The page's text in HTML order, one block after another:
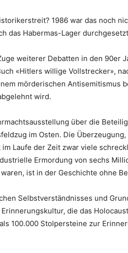
1986 war das noch
das Habermas-Lager
weiterer Debatten in den 90er
«Hitlers willige Vollstrecker»,
mörderischen Antisemitismus
wird.
über die
im Osten. Die
Laufe der Zeit zwar viele
Ermordung von sechs
ist in der Geschichte ohne
Selbstverständnisses und
die das
100.000 Stolpersteine zur